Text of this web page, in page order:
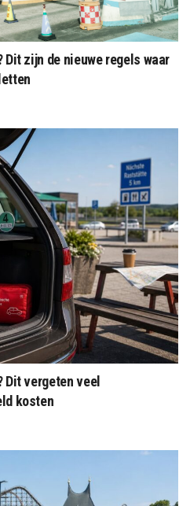
zijn de nieuwe regels waar
Dit vergeten veel
kosten